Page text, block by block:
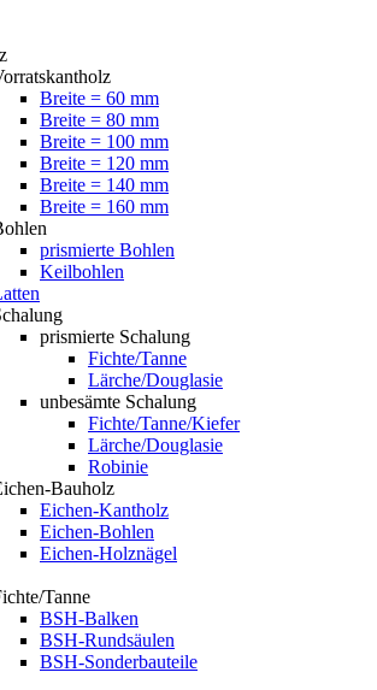
Breite = 60 mm
Breite = 80 mm
Breite = 100 mm
Breite = 120 mm
Breite = 140 mm
Breite = 160 mm
prismierte Bohlen
Keilbohlen
prismierte Schalung
Fichte/Tanne
Lärche/Douglasie
unbesämte Schalung
Fichte/Tanne/Kiefer
Lärche/Douglasie
Robinie
Bauholz
Eichen-Kantholz
Eichen-Bohlen
Eichen-Holznägel
Tanne
BSH-Balken
BSH-Rundsäulen
BSH-Sonderbauteile